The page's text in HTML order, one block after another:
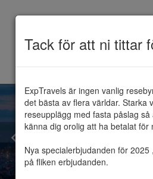
Tack för att ni tittar
ExpTravels är ingen vanlig
det bästa av flera världar. Starka
reseupplägg med fasta påslag
känna dig orolig att ha betalat för
Nya specialerbjudanden för
på fliken erbjudanden.